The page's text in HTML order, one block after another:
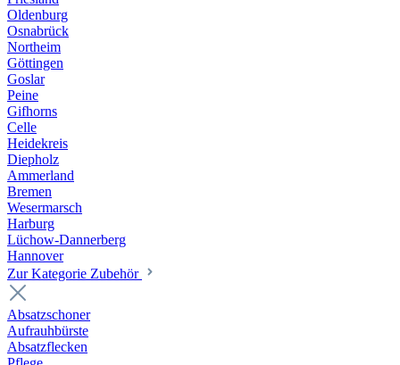
Oldenburg
Osnabrück
Northeim
Göttingen
Goslar
Peine
Gifhorns
Celle
Heidekreis
Diepholz
Ammerland
Bremen
Wesermarsch
Harburg
Lüchow-Dannerberg
Hannover
Zur Kategorie Zubehör
Absatzschoner
Aufrauhbürste
Absatzflecken